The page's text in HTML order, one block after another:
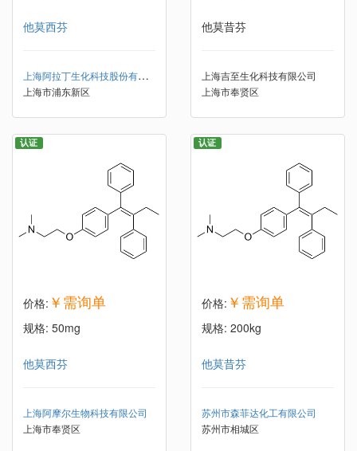
他莫西芬
上海阿拉丁生化科技股份有限公司
上海市浦东新区
他莫昔芬
上海吉至生化科技有限公司
上海市奉贤区
认证
价格: ￥需询单
规格: 50mg
他莫西芬
上海阿摩尔生物科技有限公司
上海市奉贤区
认证
价格: ￥需询单
规格: 200kg
他莫昔芬
苏州市森菲达化工有限公司
苏州市相城区